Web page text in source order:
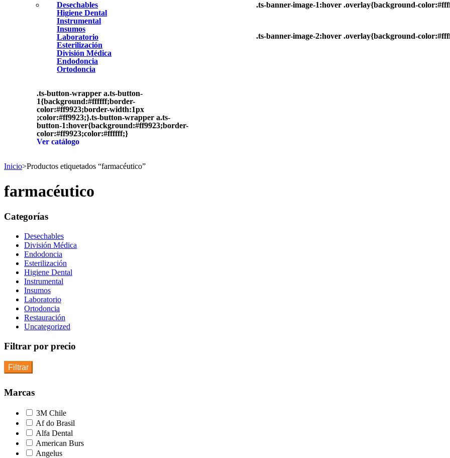
Desechables
Higiene Dental
Instrumental
Insumos
Laboratorio
Esterilización
División Médica
Endodoncia
Ortodoncia
.ts-button-wrapper a.ts-button-
1{background:#ffffff;border-
color:#ff9923;border-width:1px
;color:#ff9923;}.ts-button-wrapper a.ts-
button-1:hover{background:#ff9923;border-
color:#ff9923;color:#ffffff;}
Ver catálogo
.ts-banner-image-1:hover .overlay{background-
.ts-banner-image-2:hover .overlay{background-
Inicio>Productos etiquetados “farmacéutico”
farmacéutico
Categorías
Desechables
División Médica
Endodoncia
Esterilización
Higiene Dental
Instrumental
Insumos
Laboratorio
Ortodoncia
Restauración
Uncategorized
Filtrar por precio
Filtrar
Marcas
3M Chile
Af do Brasil
Alfa Dental
American Burs
Angelus